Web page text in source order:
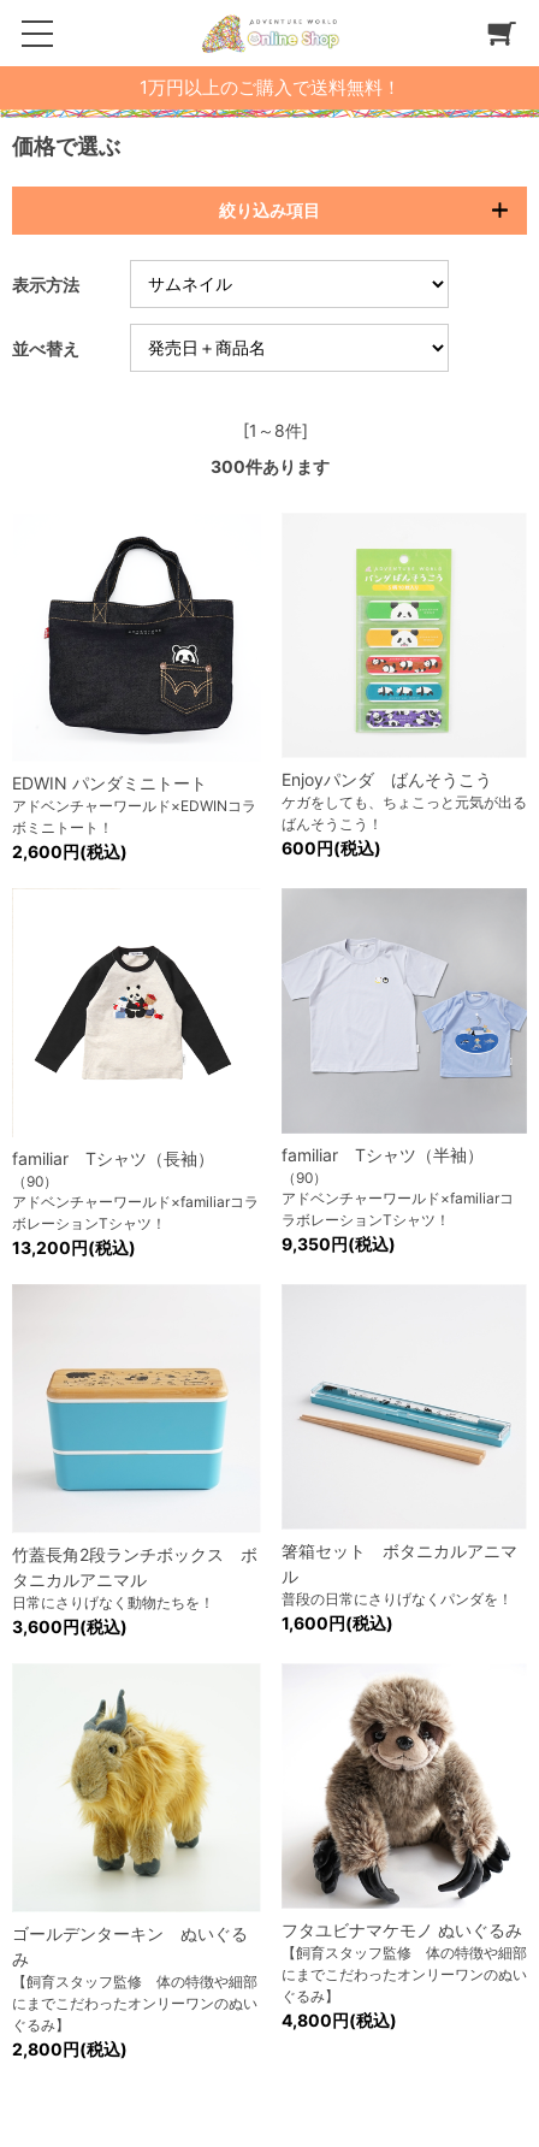
1万円以上のご購入で送料無料！
価格で選ぶ
絞り込み項目
表示方法
並べ替え
[1～8件]
300件あります
EDWIN パンダミニトート
アドベンチャーワールド×EDWINコラ
ボミニトート！
2,600円(税込)
Enjoyパンダ ばんそうこう
ケガをしても、ちょこっと元気が出る
ばんそうこう！
600円(税込)
familiar Tシャツ（長袖）
（90）
アドベンチャーワールド×familiarコラ
ボレーションTシャツ！
13,200円(税込)
familiar Tシャツ（半袖）
（90）
アドベンチャーワールド×familiarコ
ラボレーションTシャツ！
9,350円(税込)
竹蓋長角2段ランチボックス ボ
タニカルアニマル
日常にさりげなく動物たちを！
3,600円(税込)
箸箱セット ボタニカルアニマ
ル
普段の日常にさりげなくパンダを！
1,600円(税込)
ゴールデンターキン ぬいぐる
み
【飼育スタッフ監修 体の特徴や細部
にまでこだわったオンリーワンのぬい
ぐるみ】
2,800円(税込)
フタユビナマケモノ ぬいぐるみ
【飼育スタッフ監修 体の特徴や細部
にまでこだわったオンリーワンのぬい
ぐるみ】
4,800円(税込)